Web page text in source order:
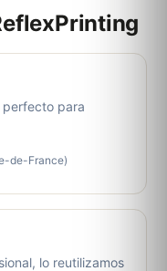
perfecto para
de-France)
lo reutilizamos